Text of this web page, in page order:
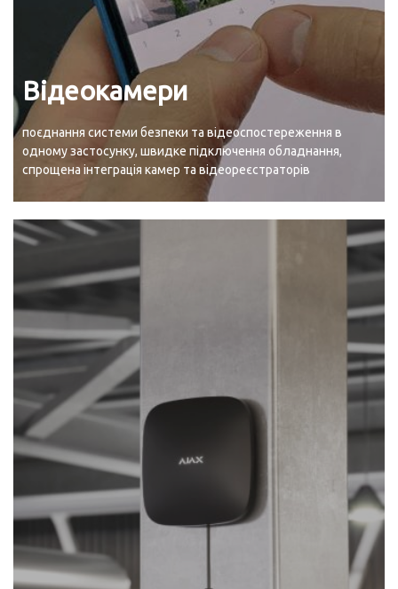
Відеокамери
поєднання системи безпеки та відеоспостереження в
одному застосунку, швидке підключення обладнання,
спрощена інтеграція камер та відеореєстраторів